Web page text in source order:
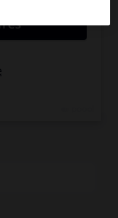
dans ses rapports
le théâtre